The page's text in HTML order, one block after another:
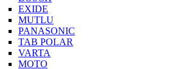
EXIDE
MUTLU
PANASONIC
TAB POLAR
VARTA
МОТО